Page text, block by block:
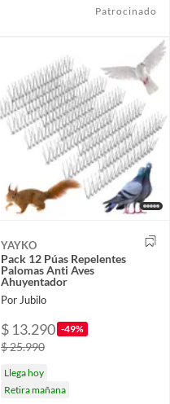
Patrocinado
YAYKO
Pack 12 Púas Repelentes
Palomas Anti Aves
Ahuyentador
Por Jubilo
$ 13.290 -49%
$ 25.990
Llega hoy
Retira mañana